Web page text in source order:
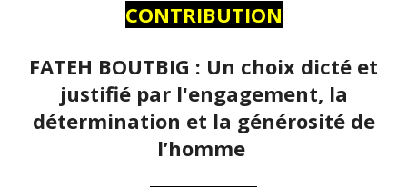
CONTRIBUTION
FATEH BOUTBIG : Un choix dicté et
justifié par l'engagement, la
détermination et la générosité de
l’homme